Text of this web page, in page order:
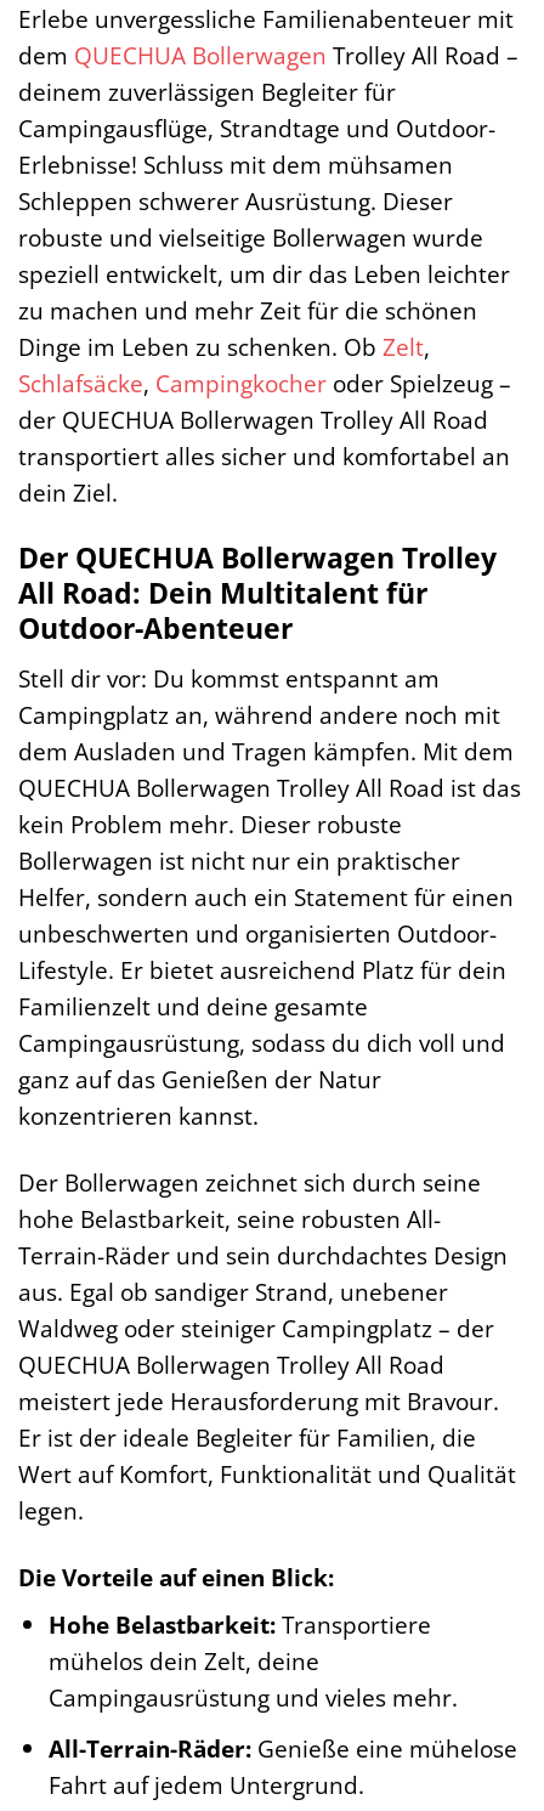
Erlebe unvergessliche Familienabenteuer mit
dem QUECHUA Bollerwagen Trolley All Road –
deinem zuverlässigen Begleiter für
Campingausflüge, Strandtage und Outdoor-
Erlebnisse! Schluss mit dem mühsamen
Schleppen schwerer Ausrüstung. Dieser
robuste und vielseitige Bollerwagen wurde
speziell entwickelt, um dir das Leben leichter
zu machen und mehr Zeit für die schönen
Dinge im Leben zu schenken. Ob Zelt,
Schlafsäcke, Campingkocher oder Spielzeug –
der QUECHUA Bollerwagen Trolley All Road
transportiert alles sicher und komfortabel an
dein Ziel.
Der QUECHUA Bollerwagen Trolley
All Road: Dein Multitalent für
Outdoor-Abenteuer
Stell dir vor: Du kommst entspannt am
Campingplatz an, während andere noch mit
dem Ausladen und Tragen kämpfen. Mit dem
QUECHUA Bollerwagen Trolley All Road ist das
kein Problem mehr. Dieser robuste
Bollerwagen ist nicht nur ein praktischer
Helfer, sondern auch ein Statement für einen
unbeschwerten und organisierten Outdoor-
Lifestyle. Er bietet ausreichend Platz für dein
Familienzelt und deine gesamte
Campingausrüstung, sodass du dich voll und
ganz auf das Genießen der Natur
konzentrieren kannst.
Der Bollerwagen zeichnet sich durch seine
hohe Belastbarkeit, seine robusten All-
Terrain-Räder und sein durchdachtes Design
aus. Egal ob sandiger Strand, unebener
Waldweg oder steiniger Campingplatz – der
QUECHUA Bollerwagen Trolley All Road
meistert jede Herausforderung mit Bravour.
Er ist der ideale Begleiter für Familien, die
Wert auf Komfort, Funktionalität und Qualität
legen.
Die Vorteile auf einen Blick:
Hohe Belastbarkeit:Transportiere
mühelos dein Zelt, deine
Campingausrüstung und vieles mehr.
All-Terrain-Räder:Genieße eine mühelose
Fahrt auf jedem Untergrund.